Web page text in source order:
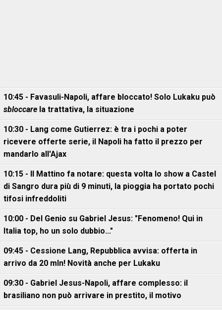
10:45 - Favasuli-Napoli, affare bloccato! Solo Lukaku può
sbloccare la trattativa, la situazione
10:30 - Lang come Gutierrez: è tra i pochi a poter
ricevere offerte serie, il Napoli ha fatto il prezzo per
mandarlo all'Ajax
10:15 - Il Mattino fa notare: questa volta lo show a Castel
di Sangro dura più di 9 minuti, la pioggia ha portato pochi
tifosi infreddoliti
10:00 - Del Genio su Gabriel Jesus: "Fenomeno! Qui in
Italia top, ho un solo dubbio..."
09:45 - Cessione Lang, Repubblica avvisa: offerta in
arrivo da 20 mln! Novità anche per Lukaku
09:30 - Gabriel Jesus-Napoli, affare complesso: il
brasiliano non può arrivare in prestito, il motivo